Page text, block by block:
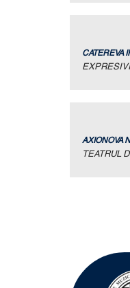
CATEREVA
AXIONOVA
TEATRUL